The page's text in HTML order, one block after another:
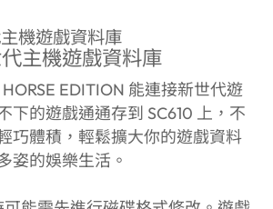
主機遊戲資料庫
EDITION 能連接新世代遊
下的遊戲通通存到 SC610 上，不
巧體積，輕鬆擴大你的遊戲資料
姿的娛樂生活。